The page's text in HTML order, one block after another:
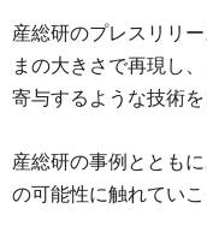
産総研のプレスリリ
まの大きさで再現し
寄与するような技術
産総研の事例ととも
の可能性に触れていこ